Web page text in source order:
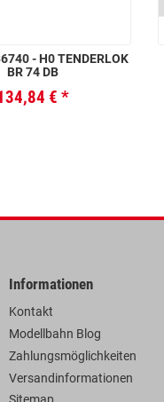
- H0 TENDERLOK
BR 74 DB
€ *
Informationen
Kontakt
Modellbahn Blog
Zahlungsmöglichkeiten
Versandinformationen